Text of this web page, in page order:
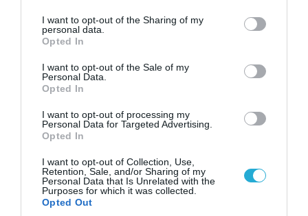
not limited to your visit or usage behaviour. You may click to
grant or deny consent to Google and its third-party tags to
use your data for below specified purposes in below Google
consent section.
I want to opt-out of the Sharing of my
personal data.
Opted In
I want to opt-out of the Sale of my
Personal Data.
Opted In
I want to opt-out of processing my
Personal Data for Targeted Advertising.
Opted In
I want to opt-out of Collection, Use,
Retention, Sale, and/or Sharing of my
Personal Data that Is Unrelated with the
Purposes for which it was collected.
Opted Out
06.08.2026 | 09:03
Μαροκινός παράνομος μετανάστης επιτέθηκε
σε 42χρονη σε στάση Τραμ στην Ισπανία και